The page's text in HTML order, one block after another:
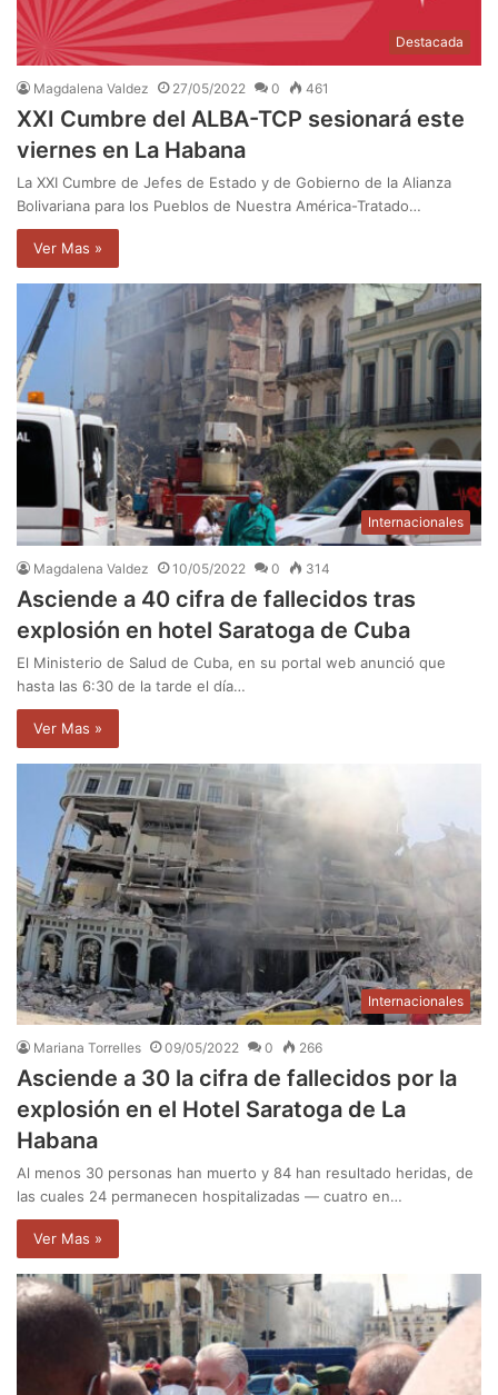
Destacada
Magdalena Valdez 27/05/2022 0 461
XXI Cumbre del ALBA-TCP sesionará este
viernes en La Habana
La XXI Cumbre de Jefes de Estado y de Gobierno de la Alianza
Bolivariana para los Pueblos de Nuestra América-Tratado…
Ver Mas »
Internacionales
Magdalena Valdez 10/05/2022 0 314
Asciende a 40 cifra de fallecidos tras
explosión en hotel Saratoga de Cuba
El Ministerio de Salud de Cuba, en su portal web anunció que
hasta las 6:30 de la tarde el día…
Ver Mas »
Internacionales
Mariana Torrelles 09/05/2022 0 266
Asciende a 30 la cifra de fallecidos por la
explosión en el Hotel Saratoga de La
Habana
Al menos 30 personas han muerto y 84 han resultado heridas, de
las cuales 24 permanecen hospitalizadas — cuatro en…
Ver Mas »